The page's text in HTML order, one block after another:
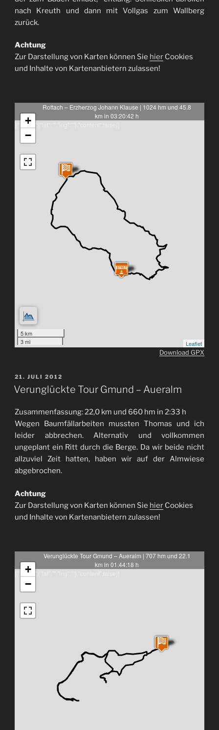
nach Kreuth und dann mit Vollgas zum Wallberg
zurück.
Achtung
Zur Darstellung von Karten können Sie hier Cookies
und Inhalte von Kartenanbietern zulassen!
Rottach – Erzherzog Johann Klause | 1024 hm und 45.8
km in 03:20:42 h
[{"latlng":{"lat":"","lng":""},"content":false}]
+
−
5 km
3 mi
Leaflet
Download GPX
VERÖFFENTLICHT
AM
21. JULI 2012
Verunglückte Tour Gmund – Aueralm
Zusammenfassung: 22,0 km und 660 hm in 2:33 h
Wegen Baumfällarbeiten mussten Thomas und ich
leider abbrechen. Alternativ und vollkommen
ungeplant ein Ritt durch die Berge. Da wir beide nicht
allzuviel Zeit hatten, haben wir auf der Almwiese
abgebrochen.
Achtung
Zur Darstellung von Karten können Sie hier Cookies
und Inhalte von Kartenanbietern zulassen!
Verunglückte Tour Gmund – Aueralm | 707 hm und 22.1
km in 01:44:18 h
[{"latlng":{"lat":"","lng":""},"content":false}]
+
−